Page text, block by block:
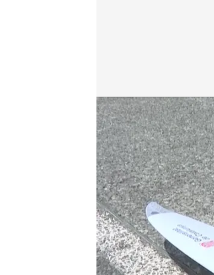
Así es el transporte con drones de
Redacción digital
06 JUN 2024 - 17:31h.
Una prueba
biológicas a
El recorrido
lo realiza en
El